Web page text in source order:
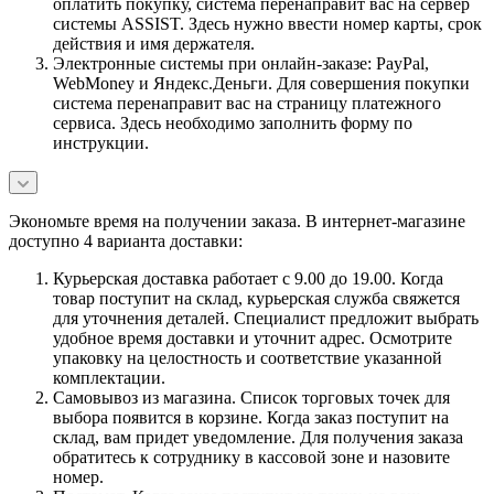
системы ASSIST. Здесь нужно ввести номер карты, срок
действия и имя держателя.
Электронные системы при онлайн-заказе: PayPal,
WebMoney и Яндекс.Деньги. Для совершения покупки
система перенаправит вас на страницу платежного
сервиса. Здесь необходимо заполнить форму по
инструкции.
Экономьте время на получении заказа. В интернет-магазине
доступно 4 варианта доставки:
Курьерская доставка работает с 9.00 до 19.00. Когда
товар поступит на склад, курьерская служба свяжется
для уточнения деталей. Специалист предложит выбрать
удобное время доставки и уточнит адрес. Осмотрите
упаковку на целостность и соответствие указанной
комплектации.
Самовывоз из магазина. Список торговых точек для
выбора появится в корзине. Когда заказ поступит на
склад, вам придет уведомление. Для получения заказа
обратитесь к сотруднику в кассовой зоне и назовите
номер.